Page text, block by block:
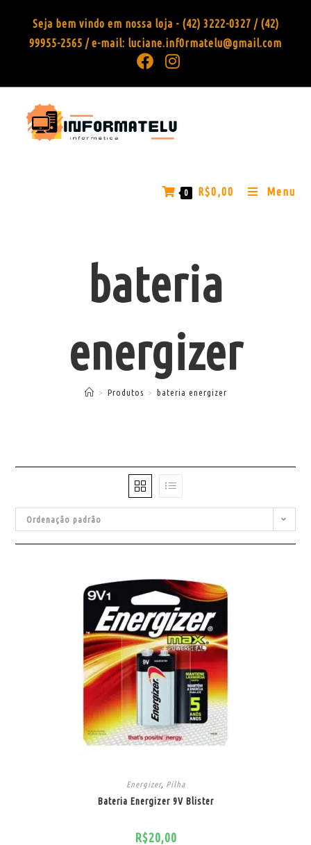
Seja bem vindo em nossa loja - (42) 3222-0327 / (42)
99955-2565 / e-mail: luciane.inf0rmatelu@gmail.com
0 R$0,00 Menu
bateria
energizer
> Produtos > bateria energizer
Ordenação padrão
Energizer, Pilha
Bateria Energizer 9V Blister
R$20,00